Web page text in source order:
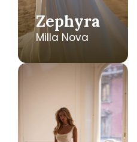
Zephyra
Milla Nova